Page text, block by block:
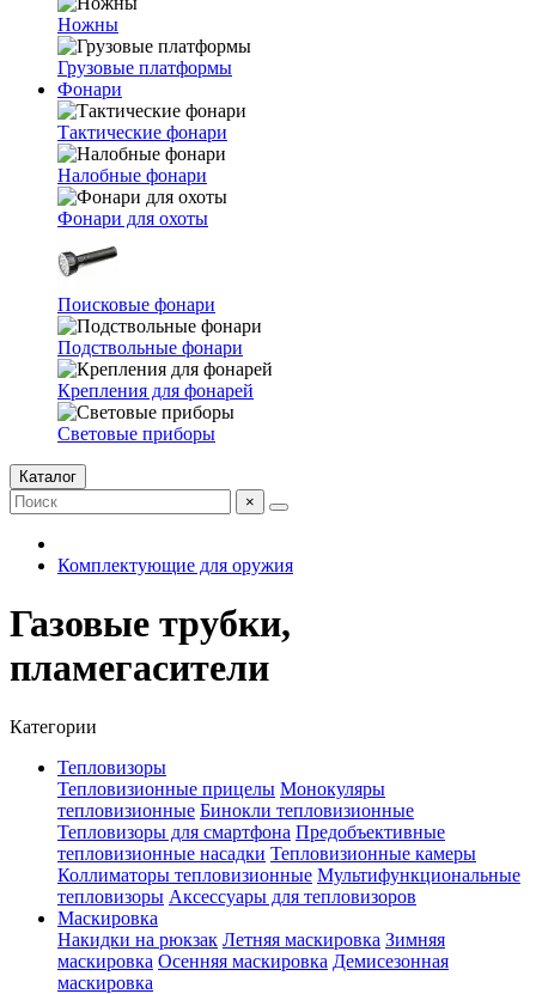
Ножны
Грузовые платформы
Фонари
Тактические фонари
Налобные фонари
Фонари для охоты
Поисковые фонари
Подствольные фонари
Крепления для фонарей
Световые приборы
Каталог
×
Комплектующие для оружия
Газовые трубки,
пламегасители
Категории
Тепловизоры
Тепловизионные прицелы Монокуляры
тепловизионные Бинокли тепловизионные
Тепловизоры для смартфона Предобъективные
тепловизионные насадки Тепловизионные камеры
Коллиматоры тепловизионные Мультифункциональные
тепловизоры Аксессуары для тепловизоров
Маскировка
Накидки на рюкзак Летняя маскировка Зимняя
маскировка Осенняя маскировка Демисезонная
маскировка